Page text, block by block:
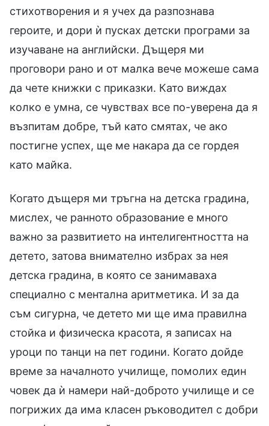
стихотворения и я учех да разпознава
героите, и дори ѝ пусках детски програми за
изучаване на английски. Дъщеря ми
проговори рано и от малка вече можеше сама
да чете книжки с приказки. Като виждах
колко е умна, се чувствах все по-уверена да я
възпитам добре, тъй като смятах, че ако
постигне успех, ще ме накара да се гордея
като майка.
Когато дъщеря ми тръгна на детска градина,
мислех, че ранното образование е много
важно за развитието на интелигентността на
детето, затова внимателно избрах за нея
детска градина, в която се занимаваха
специално с ментална аритметика. И за да
съм сигурна, че детето ми ще има правилна
стойка и физическа красота, я записах на
уроци по танци на пет години. Когато дойде
време за началното училище, помолих един
човек да ѝ намери най-доброто училище и се
погрижих да има класен ръководител с добри